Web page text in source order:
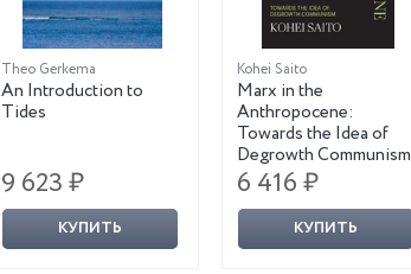
Theo Gerkema
An Introduction to
Tides
9 623 ₽
КУПИТЬ
Kohei Saito
Marx in the
Anthropocene:
Towards the Idea of
Degrowth Communism
6 416 ₽
КУПИТЬ